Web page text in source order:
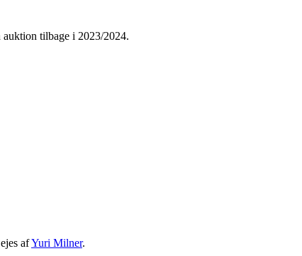
auktion tilbage i 2023/2024.
afYuri Milner.